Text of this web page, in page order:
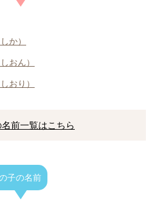
か）
おん）
おり）
名前一覧はこちら
子の名前